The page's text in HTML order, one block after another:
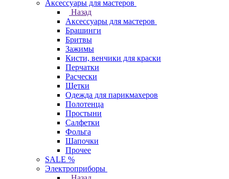
Аксессуары для мастеров
Назад
Аксессуары для мастеров
Брашинги
Бритвы
Зажимы
Кисти, венчики для краски
Перчатки
Расчески
Щетки
Одежда для парикмахеров
Полотенца
Простыни
Салфетки
Фольга
Шапочки
Прочее
SALE %
Электроприборы